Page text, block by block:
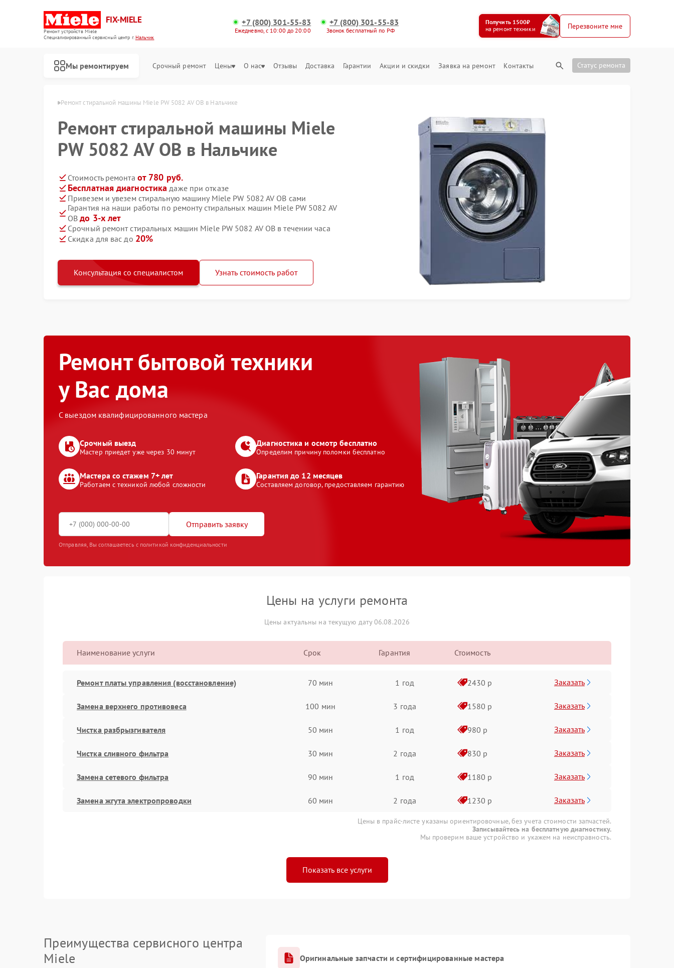
FIX-MIELE
Ремонт устройств Miele
Специализированный cервисный центр г.Нальчик
+7 (800) 301-55-83
Ежедневно, с 10:00 до 20:00
+7 (800) 301-55-83
Звонок бесплатный по РФ
Получить 1500₽
на ремонт техники
Перезвоните мне
Мы ремонтируем Срочный ремонт Цены О нас Отзывы Доставка Гарантии Акции и скидки Заявка на ремонт Контакты Статус ремонта
Ремонт стиральной машины Miele PW 5082 AV OB в Нальчике
Ремонт стиральной машины Miele
PW 5082 AV OB в Нальчике
Стоимость ремонта от 780 руб.
Бесплатная диагностика даже при отказе
Привезем и увезем стиральную машину Miele PW 5082 AV OB сами
Гарантия на наши работы по ремонту стиральных машин Miele PW 5082 AV
OBдо 3-х лет
Срочный ремонт стиральных машин Miele PW 5082 AV OB в течении часа
Скидка для вас до 20%
Консультация со специалистом Узнать стоимость работ
Ремонт бытовой техники
у Вас дома
С выездом квалифицированного мастера
Срочный выезд
Мастер приедет уже через 30 минут
Диагностика и осмотр бесплатно
Определим причину поломки бесплатно
Мастера со стажем 7+ лет
Работаем с техникой любой сложности
Гарантия до 12 месяцев
Составляем договор, предоставляем гарантию
Отправить заявку
Отправляя, Вы соглашаетесь с политикой конфиденциальности
Цены на услуги ремонта
Цены актуальны на текущую дату 06.08.2026
Наименование услуги Срок Гарантия Стоимость
Ремонт платы управления (восстановление) 70 мин 1 год 2430 р Заказать
Замена верхнего противовеса 100 мин 3 года 1580 р Заказать
Чистка разбрызгивателя 50 мин 1 год 980 р Заказать
Чистка сливного фильтра 30 мин 2 года 830 р Заказать
Замена сетевого фильтра 90 мин 1 год 1180 р Заказать
Замена жгута электропроводки 60 мин 2 года 1230 р Заказать
Цены в прайс-листе указаны ориентировочные, без учета стоимости запчастей.
Записывайтесь на бесплатную диагностику.
Мы проверим ваше устройство и укажем на неисправность.
Показать все услуги
Преимущества сервисного центра
Miele
Оригинальные запчасти и сертифицированные мастера